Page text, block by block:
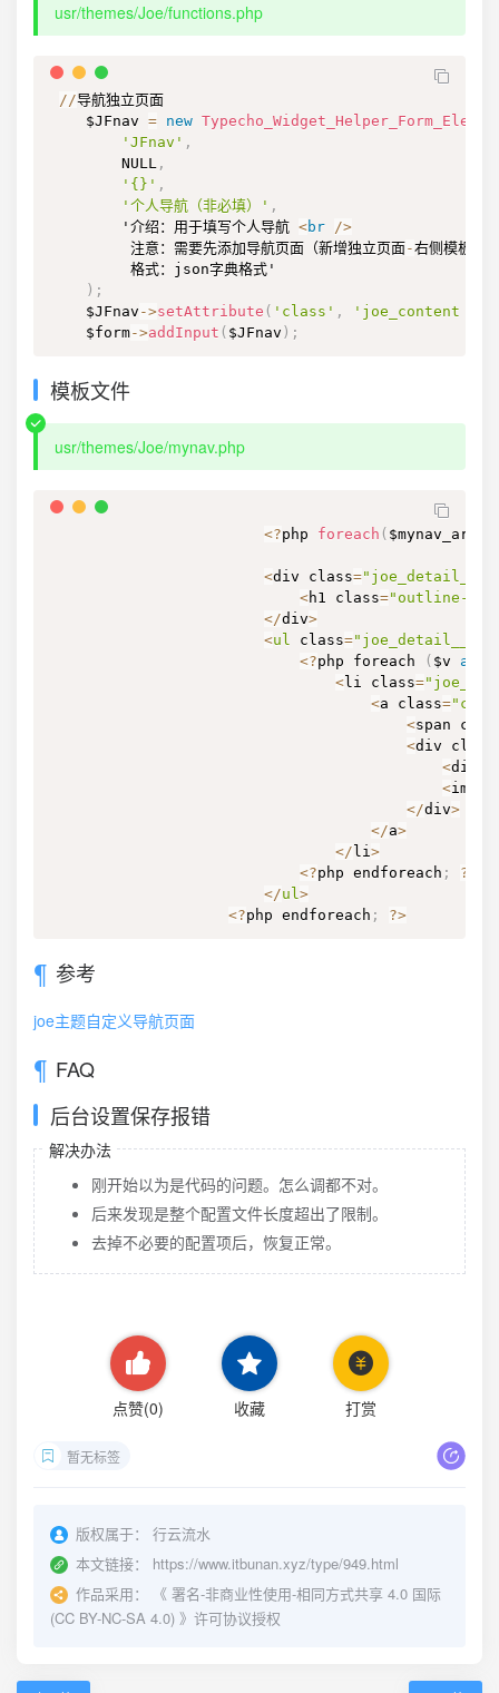
usr/themes/Joe/functions.php
//导航独立页面
    $JFnav
= new
'JFnav' ,
        NULL
,
'{}' ,
'个人导航（非必填）' ,
        '介绍：用于填写个人导航
<br />
         注意：需要先添加导航页面（新增独立页面
-右侧模板选
         格式：json字典格式'
) ;
    $JFnav
->setAttribute ( 'class' ,
'joe_content
    $form
->addInput ( $JFnav ) ;
模板文件
usr/themes/Joe/mynav.php
<?php foreach ( $mynav_arr
<div class=
<h1 class="outline-
</div>
<ul class=
<?php foreach ( $v as
<li class=
<a class=
<span
<div class
<div
<img
</div>
</a>
</ li>
<?php endforeach ; ?
</ul>
<?php endforeach ; ?>
参考
joe主题自定义导航页面
FAQ
后台设置保存报错
解决办法
刚开始以为是代码的问题。怎么调都不对。
后来发现是整个配置文件长度超出了限制。
去掉不必要的配置项后，恢复正常。
点赞(0) 收藏 打赏
暂无标签
版权属于：
行云流水
本文链接：
https://www.itbunan.xyz/type/949.html
作品采用：
《 署名-非商业性使用-相同方式共享 4.0 国际
(CC BY-NC-SA 4.0) 》许可协议授权